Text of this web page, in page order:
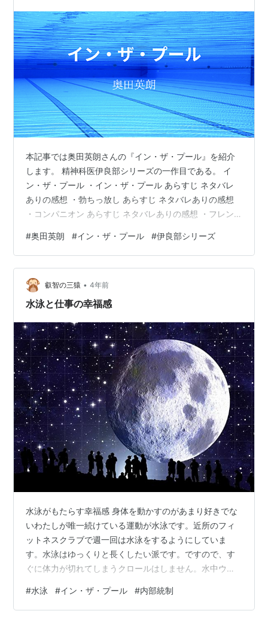
本記事では奥田英朗さんの『イン・ザ・プール』を紹介
します。 精神科医伊良部シリーズの一作目である。 イ
ン・ザ・プール ・イン・ザ・プール あらすじ ネタバレ
ありの感想 ・勃ちっ放し あらすじ ネタバレありの感想
・コンパニオン あらすじ ネタバレありの感想 ・フレン
すじ ネタバレありの感想 登場人物 総評 イン・ザ・プー
ル 著者：奥田英朗 出版社：文藝春秋社 ページ数：279ペ
ージ 読了日：2023年5月27日 奥田英朗さんの『イン・
ザ・プール』。 精神科医伊良部シリーズの第一弾であ
る。 松尾スズキさん主演で映画化されている。 『空中ブ
#奥田英朗 #イン・ザ・プール #伊良部シリーズ
叡智の三猿 • 4年前
水泳と仕事の幸福感
水泳がもたらす幸福感 身体を動かすのがあまり好きでな
いわたしが唯一続けている運動が水泳です。近所のフィ
ットネスクラブで週一回は水泳をするようにしていま
す。水泳はゆっくりと長くしたい派です。ですので、す
ぐに体力が切れてしまうクロールはしません。水中ウォ
ら平泳ぎをします。下図はわたしが会員になっているフ
ィットネスクラブのプールの構造です。水泳の目的に応
#水泳 #イン・ザ・プール #内部統制